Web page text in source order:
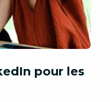
pour les